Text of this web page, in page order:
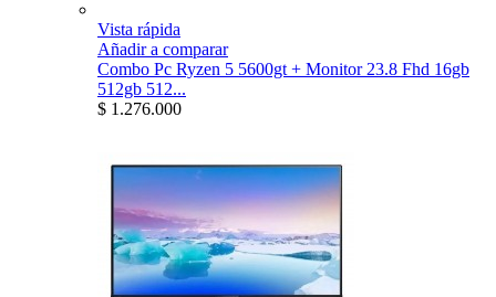
Vista rápida
Añadir a comparar
Combo Pc Ryzen 5 5600gt + Monitor 23.8 Fhd 16gb
512gb 512...
$ 1.276.000